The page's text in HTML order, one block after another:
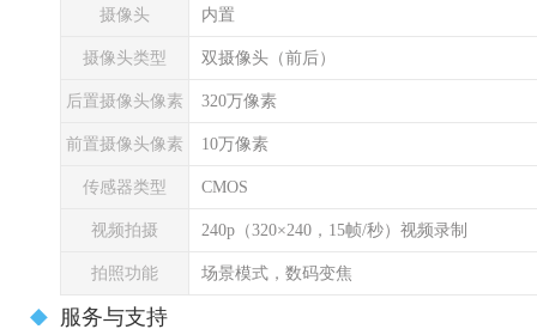
摄像头 内置
摄像头类型 双摄像头（前后）
后置摄像头像素 320万像素
前置摄像头像素 10万像素
传感器类型 CMOS
视频拍摄 240p（320×240，15帧/秒）视频录制
拍照功能 场景模式，数码变焦
服务与支持